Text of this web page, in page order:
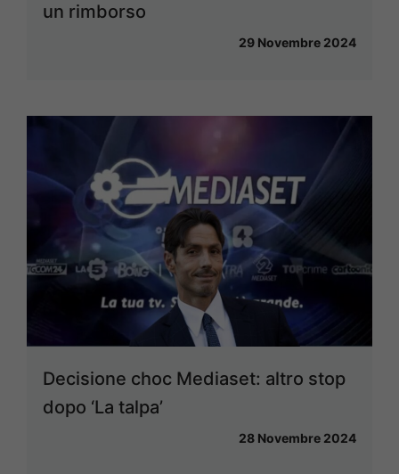
un rimborso
29 Novembre 2024
Decisione choc Mediaset: altro stop
dopo ‘La talpa’
28 Novembre 2024